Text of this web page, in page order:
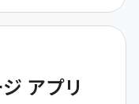
アプリ